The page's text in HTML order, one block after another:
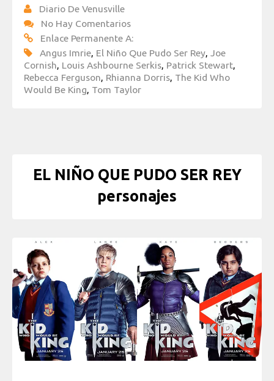
Diario De Venusville
No Hay Comentarios
Enlace Permanente A:
Angus Imrie El Niño Que Pudo Ser Rey
Joe
Cornish Louis Ashbourne Serkis Patrick Stewart
Rebecca Ferguson Rhianna Dorris The Kid Who
Would Be King Tom Taylor
EL NIÑO QUE PUDO SER REY
personajes